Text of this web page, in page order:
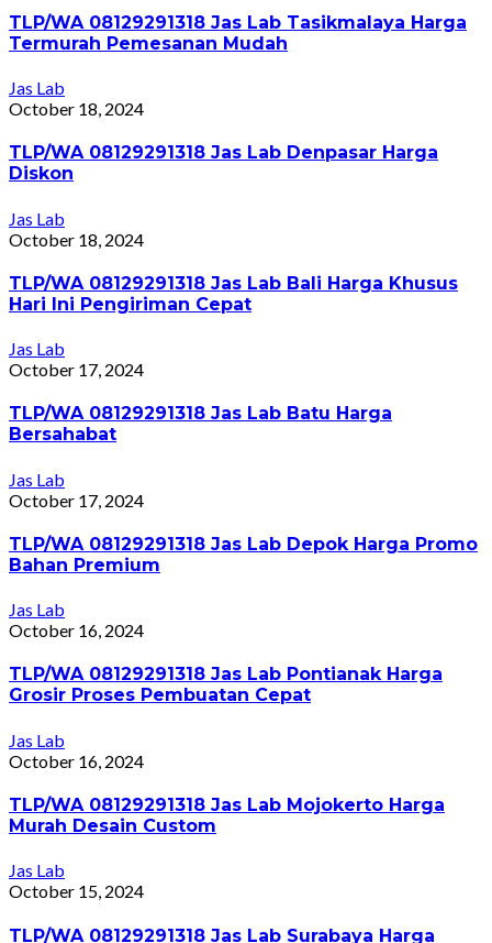
TLP/WA 08129291318 Jas Lab Tasikmalaya Harga
Termurah Pemesanan Mudah
Jas Lab
October 18, 2024
TLP/WA 08129291318 Jas Lab Denpasar Harga
Diskon
Jas Lab
October 18, 2024
TLP/WA 08129291318 Jas Lab Bali Harga Khusus
Hari Ini Pengiriman Cepat
Jas Lab
October 17, 2024
TLP/WA 08129291318 Jas Lab Batu Harga
Bersahabat
Jas Lab
October 17, 2024
TLP/WA 08129291318 Jas Lab Depok Harga Promo
Bahan Premium
Jas Lab
October 16, 2024
TLP/WA 08129291318 Jas Lab Pontianak Harga
Grosir Proses Pembuatan Cepat
Jas Lab
October 16, 2024
TLP/WA 08129291318 Jas Lab Mojokerto Harga
Murah Desain Custom
Jas Lab
October 15, 2024
TLP/WA 08129291318 Jas Lab Surabaya Harga